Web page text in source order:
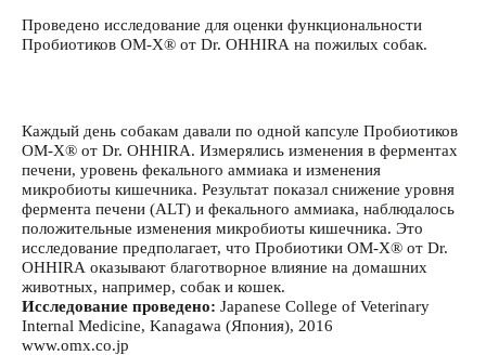
Проведено исследование для оценки функциональности
Пробиотиков OM-X® от Dr. OHHIRА на пожилых собак.
Каждый день собакам давали по одной капсуле Пробиотиков
OM-X® от Dr. OHHIRА. Измерялись изменения в ферментах
печени, уровень фекального аммиака и изменения
микробиоты кишечника. Результат показал снижение уровня
фермента печени (ALT) и фекального аммиака, наблюдалось
положительные изменения микробиоты кишечника. Это
исследование предполагает, что Пробиотики OM-X® от Dr.
OHHIRА оказывают благотворное влияние на домашних
животных, например, собак и кошек.
Исследование проведено: Japanese College of Veterinary
Internal Medicine, Kanagawa (Япония), 2016
www.omx.co.jp